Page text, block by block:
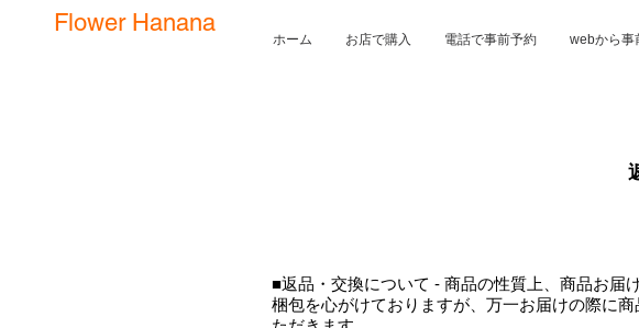
Flower Hanana
ホーム お店で購入 電話で事前予約 webから事
■返品・交換について - 商品の性質上、商品お届
梱包を心がけておりますが、万一お届けの際に